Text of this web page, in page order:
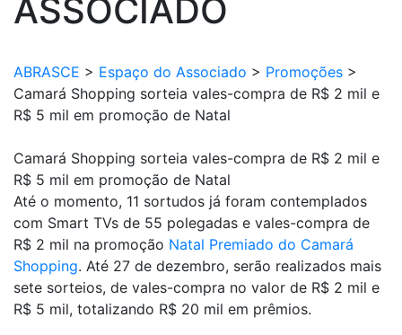
ASSOCIADO
ABRASCE > Espaço do Associado > Promoções >
Camará Shopping sorteia vales-compra de R$ 2 mil e
R$ 5 mil em promoção de Natal
Camará Shopping sorteia vales-compra de R$ 2 mil e
R$ 5 mil em promoção de Natal
Até o momento, 11 sortudos já foram contemplados
com Smart TVs de 55 polegadas e vales-compra de
R$ 2 mil na promoção Natal Premiado do Camará
Shopping. Até 27 de dezembro, serão realizados mais
sete sorteios, de vales-compra no valor de R$ 2 mil e
R$ 5 mil, totalizando R$ 20 mil em prêmios.